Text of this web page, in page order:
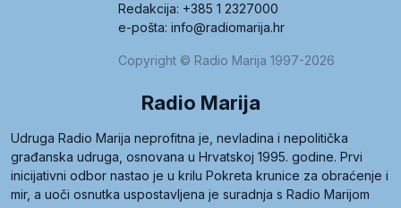
Redakcija: +385 1 2327000
e-pošta: info@radiomarija.hr
Copyright © Radio Marija 1997-2026
Radio Marija
Udruga Radio Marija neprofitna je, nevladina i nepolitička
građanska udruga, osnovana u Hrvatskoj 1995. godine. Prvi
inicijativni odbor nastao je u krilu Pokreta krunice za obraćenje i
mir, a uoči osnutka uspostavljena je suradnja s Radio Marijom